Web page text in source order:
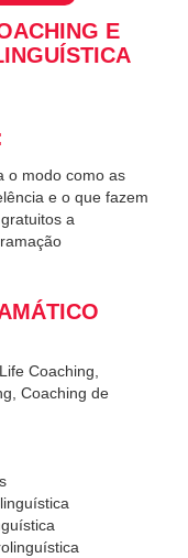
E
o modo como as
e o que fazem
a
Coaching,
Coaching de